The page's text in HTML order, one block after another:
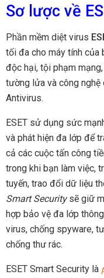
Sơ lược về
Phần mềm diệt virus
tối đa cho máy tính của
độc hại, tội phạm
tường lửa và công nghệ
Antivirus.
ESET sử dụng sức
và phát hiện đa lớp để
cả các cuộc tấn công
trong khi bạn làm việc,
tuyến, trao đổi dữ liệu
Smart Securitysẽ giữ
hợp bảo vệ đa lớp
virus, chống spyware,
chống thư rác.
ESET Smart Security là